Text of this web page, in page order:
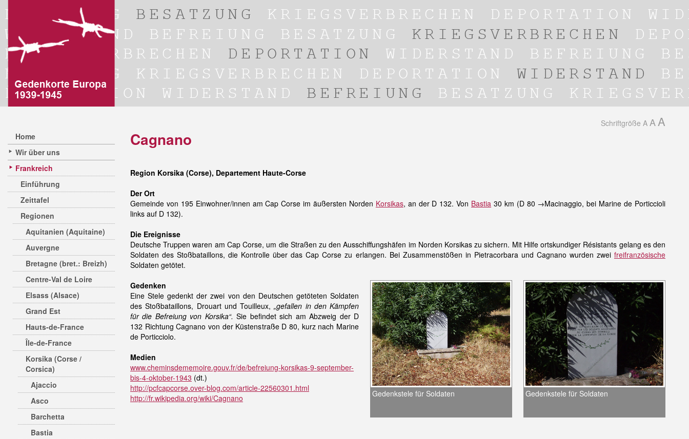
Home
Wir über uns
Frankreich
Einführung
Zeittafel
Regionen
Aquitanien (Aquitaine)
Auvergne
Bretagne (bret.: Breizh)
Centre-Val de Loire
Elsass (Alsace)
Grand Est
Hauts-de-France
Île-de-France
Korsika (Corse /
Corsica)
Ajaccio
Asco
Barchetta
Bastia
Schriftgröße A A A
Cagnano
Region Korsika (Corse), Departement Haute-Corse
Der Ort
Gemeinde von 195 Einwohner/innen am Cap Corse im äußersten Norden Korsikas, an der D 132. Von Bastia 30 km (D 80 →Macinaggio, bei Marine de Porticcioli
links auf D 132).
Die Ereignisse
Deutsche Truppen waren am Cap Corse, um die Straßen zu den Ausschiffungshäfen im Norden Korsikas zu sichern. Mit Hilfe ortskundiger Résistants gelang es den
Soldaten des Stoßbataillons, die Kontrolle über das Cap Corse zu erlangen. Bei Zusammenstößen in Pietracorbara und Cagnano wurden zwei freifranzösische
Soldaten getötet.
Gedenkstele für Soldaten
Gedenkstele für Soldaten
Gedenken
Eine Stele gedenkt der zwei von den Deutschen getöteten Soldaten
des Stoßbataillons, Drouart und Touilleux,„gefallen in den Kämpfen
für die Befreiung von Korsika“. Sie befindet sich am Abzweig der D
132 Richtung Cagnano von der Küstenstraße D 80, kurz nach Marine
de Porticciolo.
Medien
www.cheminsdememoire.gouv.fr/de/befreiung-korsikas-9-september-
bis-4-oktober-1943 (dt.)
http://pcfcapcorse.over-blog.com/article-22560301.html
http://fr.wikipedia.org/wiki/Cagnano